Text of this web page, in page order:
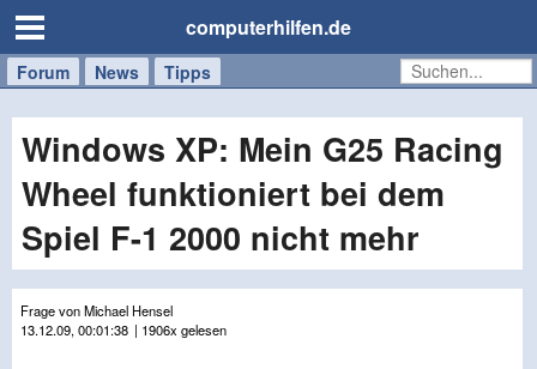
computerhilfen.de
Forum News Tipps
Handy
Tablet
Windows
Mac
Windows XP: Mein G25 Racing
Wheel funktioniert bei dem
Spiel F-1 2000 nicht mehr
Frage von Michael Hensel
13.12.09, 00:01:38 | 1906x gelesen